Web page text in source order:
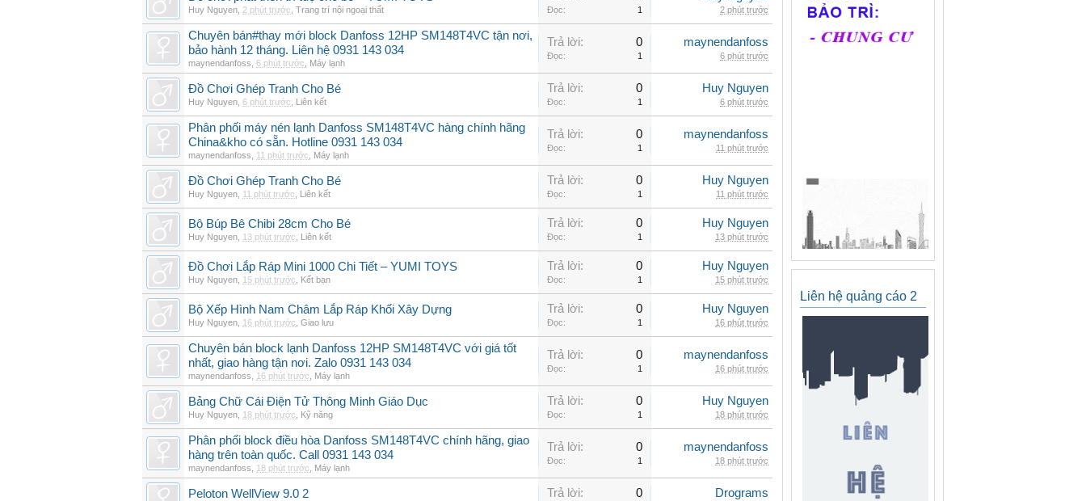
Huy Nguyen 2 phút trước Trang trí nội ngoại thất Đọc: 1 2 phút trước
Chuyên bán#thay mới block Danfoss 12HP SM148T4VC tận nơi,
bảo hành 12 tháng. Liên hệ 0931 143 034
maynendanfoss 6 phút trước Máy lạnh
Trả lời: 0
Đọc: 1
maynendanfoss
6 phút trước
Đồ Chơi Ghép Tranh Cho Bé
Huy Nguyen 6 phút trước Liên kết
Trả lời: 0
Đọc: 1
Huy Nguyen
6 phút trước
Phân phối máy nén lạnh Danfoss SM148T4VC hàng chính hãng
China&kho có sẵn. Hotline 0931 143 034
maynendanfoss 11 phút trước Máy lạnh
Trả lời: 0
Đọc: 1
maynendanfoss
11 phút trước
Đồ Chơi Ghép Tranh Cho Bé
Huy Nguyen 11 phút trước Liên kết
Trả lời: 0
Đọc: 1
Huy Nguyen
11 phút trước
Bộ Búp Bê Chibi 28cm Cho Bé
Huy Nguyen 13 phút trước Liên kết
Trả lời: 0
Đọc: 1
Huy Nguyen
13 phút trước
Đồ Chơi Lắp Ráp Mini 1000 Chi Tiết – YUMI TOYS
Huy Nguyen 15 phút trước Kết bạn
Trả lời: 0
Đọc: 1
Huy Nguyen
15 phút trước
Bộ Xếp Hình Nam Châm Lắp Ráp Khối Xây Dựng
Huy Nguyen 16 phút trước Giao lưu
Trả lời: 0
Đọc: 1
Huy Nguyen
16 phút trước
Chuyên bán block lạnh Danfoss 12HP SM148T4VC với giá tốt
nhất, giao hàng tận nơi. Zalo 0931 143 034
maynendanfoss 16 phút trước Máy lạnh
Trả lời: 0
Đọc: 1
maynendanfoss
16 phút trước
Bảng Chữ Cái Điện Tử Thông Minh Giáo Dục
Huy Nguyen 18 phút trước Kỹ năng
Trả lời: 0
Đọc: 1
Huy Nguyen
18 phút trước
Phân phối block điều hòa Danfoss SM148T4VC chính hãng, giao
hàng trên toàn quốc. Call 0931 143 034
maynendanfoss 18 phút trước Máy lạnh
Trả lời: 0
Đọc: 1
maynendanfoss
18 phút trước
Peloton WellView 9.0 2 Trả lời: 0 Drograms
Liên hệ quảng cáo 2